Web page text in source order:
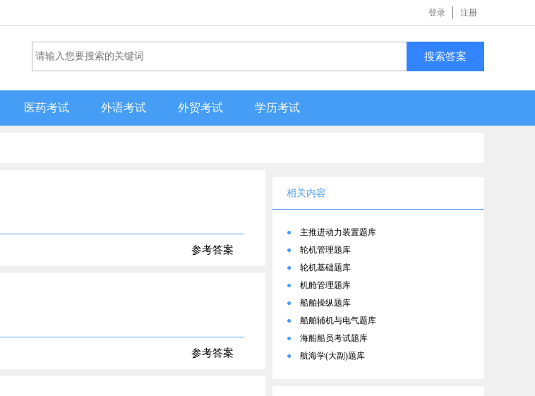
登录 注册
搜索答案
医药考试 外语考试 外贸考试 学历考试
参考答案
参考答案
相关内容
●
主推进动力装置题库
●
轮机管理题库
●
轮机基础题库
●
机舱管理题库
●
船舶操纵题库
●
船舶辅机与电气题库
●
海船船员考试题库
●
航海学(大副)题库